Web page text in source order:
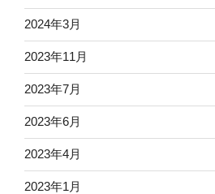
2024年3月
2023年11月
2023年7月
2023年6月
2023年4月
2023年1月